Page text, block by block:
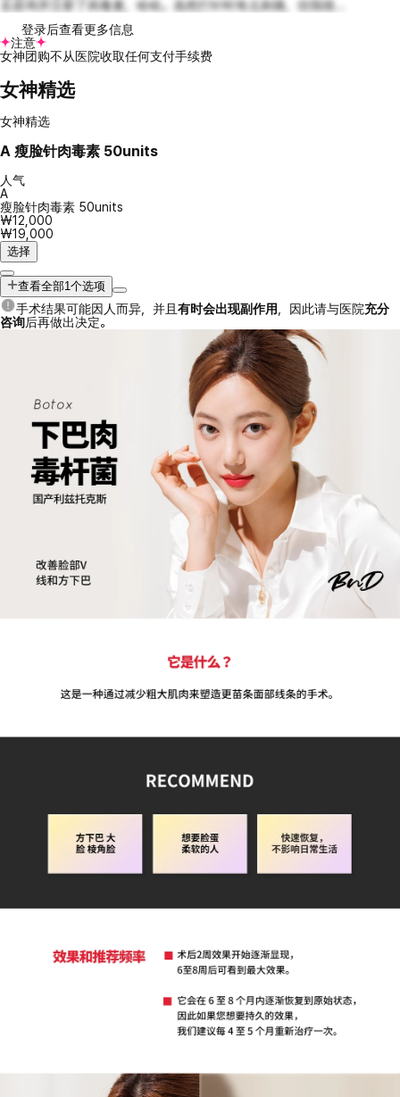
去咨询并注射了肉毒素，哈哈。虽然打针时有点刺痛，但我很...
登录后查看更多信息
注意
女神团购不从医院收取任何支付手续费
女神精选
女神精选
A 瘦脸针肉毒素 50units
人气
A
瘦脸针肉毒素 50units
₩12,000
₩19,000
选择
查看全部1个选项
手术结果可能因人而异，并且 有时会出现副作用 ，因此请与医院充分
咨询后再做出决定。